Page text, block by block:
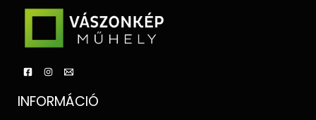
INFORMÁCIÓ